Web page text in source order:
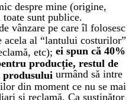
despre mine (origine,
sunt publice.
vânzare pe care îl folosesc
al “lantului costurilor”
etc); ei spun că 40%
producție, restul de
urmând să intre
din moment ce nu se mai
și reclamă. Ca susținător